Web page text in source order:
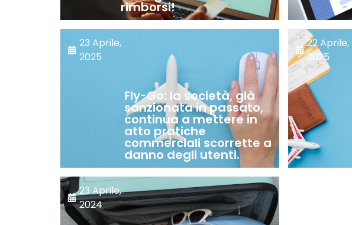
rimborsi!
23 Aprile,
2025
Fly-Go: la società, già
sanzionata in passato,
continua a mettere in
atto pratiche
commerciali scorrette a
danno degli utenti.
22 Aprile,
2025
23 Aprile,
2024